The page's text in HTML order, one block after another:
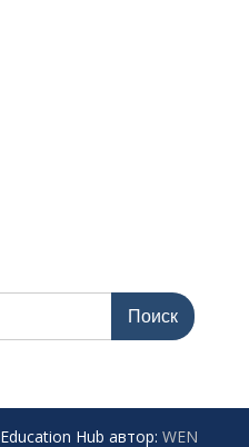
Education Hub автор: WEN